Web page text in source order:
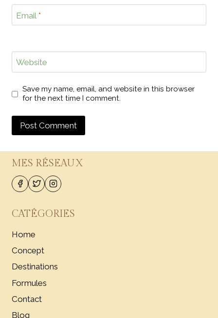
Email *
Website
Save my name, email, and website in this browser
for the next time I comment.
MES RÉSEAUX
CATÉGORIES
Home
Concept
Destinations
Formules
Contact
Blog